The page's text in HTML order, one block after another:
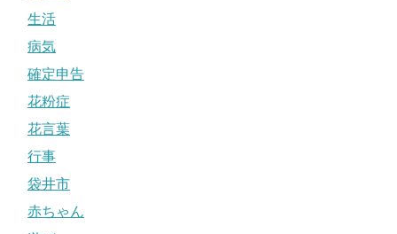
生活
病気
確定申告
花粉症
花言葉
行事
袋井市
赤ちゃん